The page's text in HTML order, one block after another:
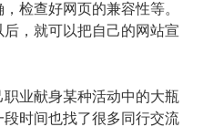
检查好网页的兼容性等。
，就可以把自己的网站宣
业献身某种活动中的大瓶
时间也找了很多同行交流